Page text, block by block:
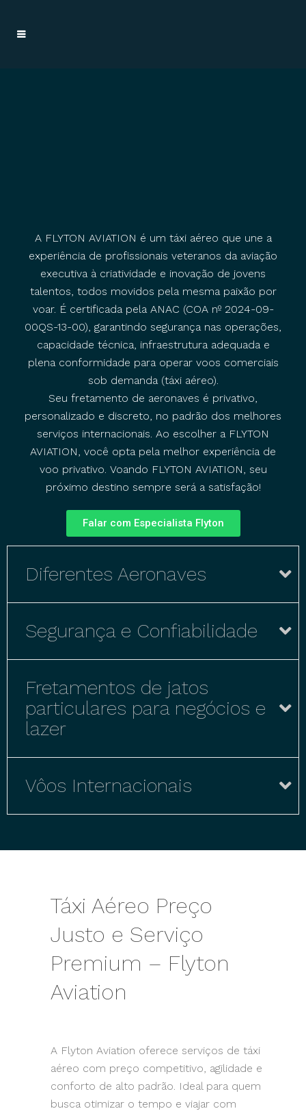
A FLYTON AVIATION é um táxi aéreo que une a
experiência de profissionais veteranos da aviação
executiva à criatividade e inovação de jovens
talentos, todos movidos pela mesma paixão por
voar. É certificada pela ANAC (COA nº 2024-09-
00QS-13-00), garantindo segurança nas operações,
capacidade técnica, infraestrutura adequada e
plena conformidade para operar voos comerciais
sob demanda (táxi aéreo).
Seu fretamento de aeronaves é privativo,
personalizado e discreto, no padrão dos melhores
serviços internacionais. Ao escolher a FLYTON
AVIATION, você opta pela melhor experiência de
voo privativo. Voando FLYTON AVIATION, seu
próximo destino sempre será a satisfação!
Falar com Especialista Flyton
Diferentes Aeronaves
Segurança e Confiabilidade
Fretamentos de jatos
particulares para negócios e
lazer
Vôos Internacionais
Táxi Aéreo Preço
Justo e Serviço
Premium – Flyton
Aviation
A Flyton Aviation oferece serviços de táxi
aéreo com preço competitivo, agilidade e
conforto de alto padrão. Ideal para quem
busca otimizar o tempo e viajar com